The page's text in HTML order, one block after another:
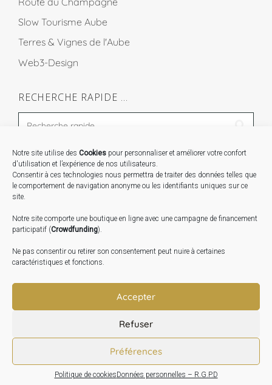
Notre site utilise des Cookies pour personnaliser et améliorer votre confort
d'utilisation et l’expérience de nos utilisateurs.
Consentir à ces technologies nous permettra de traiter des données telles que
le comportement de navigation anonyme ou les identifiants uniques sur ce
site.
Notre site comporte une boutique en ligne avec une campagne de financement
participatif (Crowdfunding).
Ne pas consentir ou retirer son consentement peut nuire à certaines
caractéristiques et fonctions.
Accepter
Refuser
Préférences
Politique de cookiesDonnées personnelles – R.G.P.D
Slow Tourisme Aube
Terres & Vignes de l'Aube
Web3-Design
RECHERCHE RAPIDE …
STAGES …
Expo « Mesures de lumière » du 19 Sept au 29 Nov.
Inauguration de la Grange : Le 17 Oct. 2026
Atelier Image : L’art au service de la santé mentale –
10 Oct. 2026